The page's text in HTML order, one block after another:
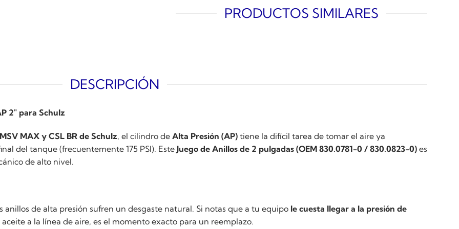
PRODUCTOS SIMILARES
DESCRIPCIÓN
2" para Schulz
MSV MAX y CSL BR de Schulz, el cilindro de Alta Presión (AP) tiene la difícil tarea de tomar el aire ya
del tanque (frecuentemente 175 PSI). EsteJuego de Anillos de 2 pulgadas (OEM 830.0781-0 / 830.0823-0) es
de alto nivel.
de alta presión sufren un desgaste natural. Si notas que a tu equipo le cuesta llegar a la presión de
a la línea de aire, es el momento exacto para un reemplazo.